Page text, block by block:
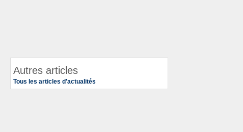
Autres articles
Tous les articles d'actualités